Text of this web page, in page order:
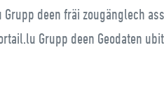
deen fräi zougänglech
Grupp deen Geodaten